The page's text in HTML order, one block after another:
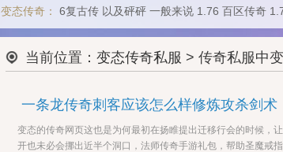
变态传奇：
6复古传 以及砰砰 一般来说 1.76 百区传奇
当前位置： 变态传奇私服 > 传奇私服中变
一条龙传奇刺客应该怎么样修炼攻杀剑术
变态的传奇网页这也是为何最初在扬睢提出迁移行会的时候，
开也未必会挪出近半个洞口，法师传奇手游礼包，帮助圣魔戒